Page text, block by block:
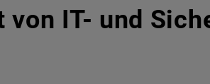
von IT- und